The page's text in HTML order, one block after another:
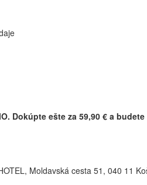
Dokúpte ešte za 59,90 € a
Moldavská cesta 51, 040 11